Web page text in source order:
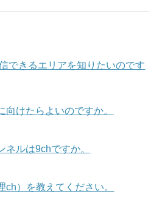
できるエリアを知りたいのです
向けたらよいのですか。
ネルは9chですか。
ch）を教えてください。